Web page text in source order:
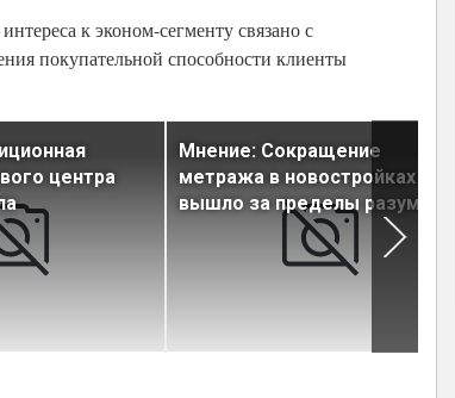
к эконом-сегменту связано с
покупательной способности клиенты
центра
Мнение: Сокращение
метража в новостройках
вышло за пределы разумного